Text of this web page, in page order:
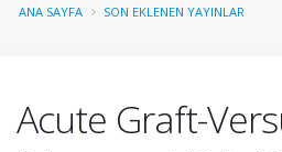
ANA SAYFA SON EKLENEN YAYINLAR
Acute Graft-